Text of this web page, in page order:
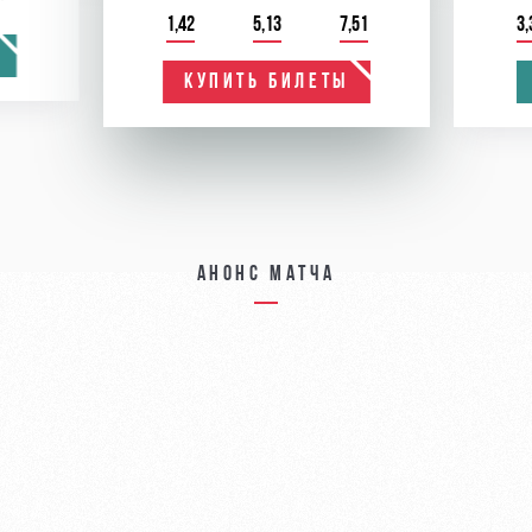
1,42 5,13 7,51
КУПИТЬ БИЛЕТЫ
Анонс матча